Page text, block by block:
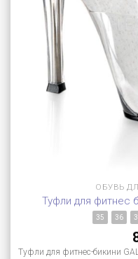
ОБУВЬ
Туфли для фитнес
35 36
Туфли для фитнес-бикини